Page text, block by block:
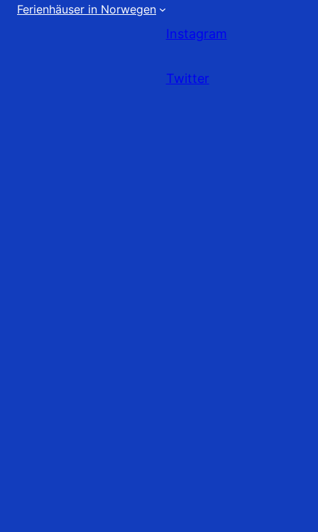
Ferienhäuser in Norwegen
Instagram
Twitter